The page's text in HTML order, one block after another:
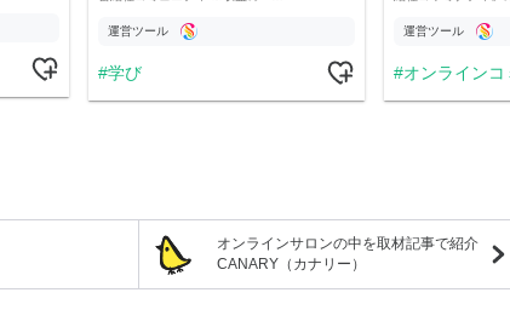
運営ツール
学び
運営ツール
オンラインコ
オンラインサロンの中を取材記事で紹介
CANARY（カナリー）